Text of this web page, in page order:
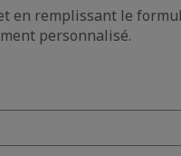
en remplissant le
personnalisé.